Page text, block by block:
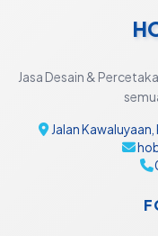
Jasa Desain &
Jalan